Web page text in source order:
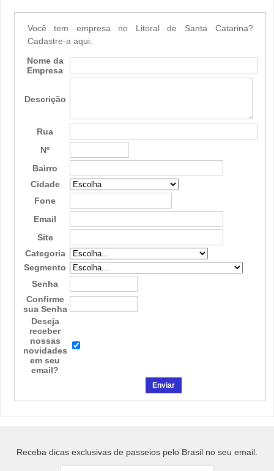
Você tem empresa no Litoral de Santa Catarina?
Cadastre-a aqui:
Nome da
Empresa
Descrição
Rua
Nº
Bairro
Cidade
Fone
Email
Site
Categoria
Segmento
Senha
Confirme
sua Senha
Deseja
receber
nossas
novidades
em seu
email?
Receba dicas exclusivas de passeios pelo Brasil no seu email.